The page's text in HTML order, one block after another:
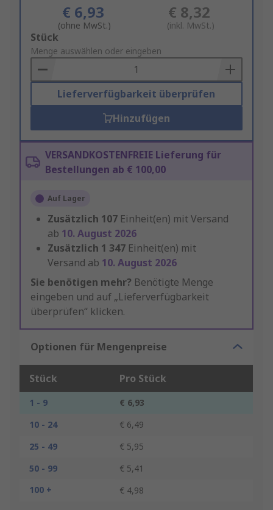
€ 6,93
(ohne MwSt.)
€ 8,32
(inkl. MwSt.)
Add
to
Basket
Stück
Menge auswählen oder eingeben
Lieferverfügbarkeit überprüfen
Hinzufügen
VERSANDKOSTENFREIE Lieferung für
Bestellungen ab € 100,00
Auf Lager
Zusätzlich 107 Einheit(en) mit Versand
ab 10. August 2026
Zusätzlich 1 347 Einheit(en) mit
Versand ab 10. August 2026
Sie benötigen mehr? Benötigte Menge
eingeben und auf „Lieferverfügbarkeit
überprüfen“ klicken.
Optionen für Mengenpreise
Stück Pro Stück
1 - 9
€ 6,93
10 - 24
€ 6,49
25 - 49
€ 5,95
50 - 99
€ 5,41
100 +
€ 4,98